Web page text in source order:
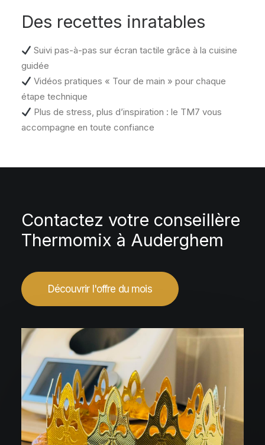
Des recettes inratables
Suivi pas-à-pas sur écran tactile grâce à la cuisine
guidée
Vidéos pratiques « Tour de main » pour chaque
étape technique
Plus de stress, plus d’inspiration : le TM7 vous
accompagne en toute confiance
Contactez votre conseillère
Thermomix à Auderghem
Découvrir l'offre du mois